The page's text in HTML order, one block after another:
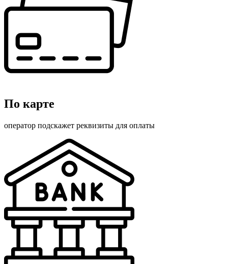
По карте
оператор подскажет реквизиты для оплаты